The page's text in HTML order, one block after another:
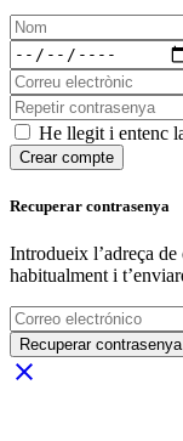
He llegit i entenc
Crear compte
Recuperar contrasenya
Introdueix l’adreça
habitualment i
Recuperar contrasenya
close